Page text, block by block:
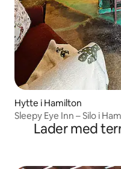
Hytte i Hamilton
Sleepy Eye Inn – Silo i
Lader med